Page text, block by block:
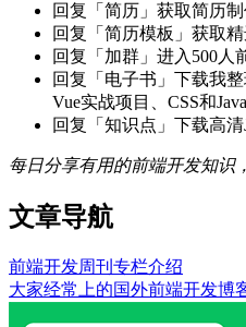
回复「简历」获取简历
回复「简历模板」获取
回复「加群」进入500人
回复「电子书」下载我
Vue实战项目、CSS和
回复「知识点」下载高清
每日分享有用的前端开发知识
文章导航
前端开发周刊专栏介绍
大家经常上的国外前端开发博